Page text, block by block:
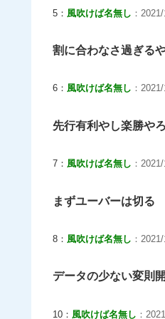
5： 風吹けば名無し ：
割に合わなさ過ぎる
6： 風吹けば名無し ：
先行有利やし楽勝やろ
7： 風吹けば名無し ：
まずユーバーは切る
8： 風吹けば名無し ：
データの少ない変則
10： 風吹けば名無し ：